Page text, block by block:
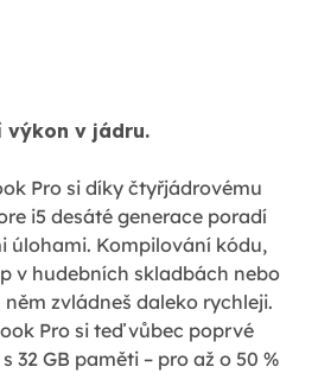
výkon v jádru.
Pro si díky čtyřjádrovému
i5 desáté generace poradí
úlohami. Kompilování kódu,
v hudebních skladbách nebo
zvládneš daleko rychleji.
Pro si teď vůbec poprvé
32 GB paměti – pro až o 50 %